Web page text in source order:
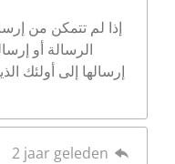
إذا لم تتمكن من
الرسالة أو
إرسالها إلى أولئك
2 jaar geleden